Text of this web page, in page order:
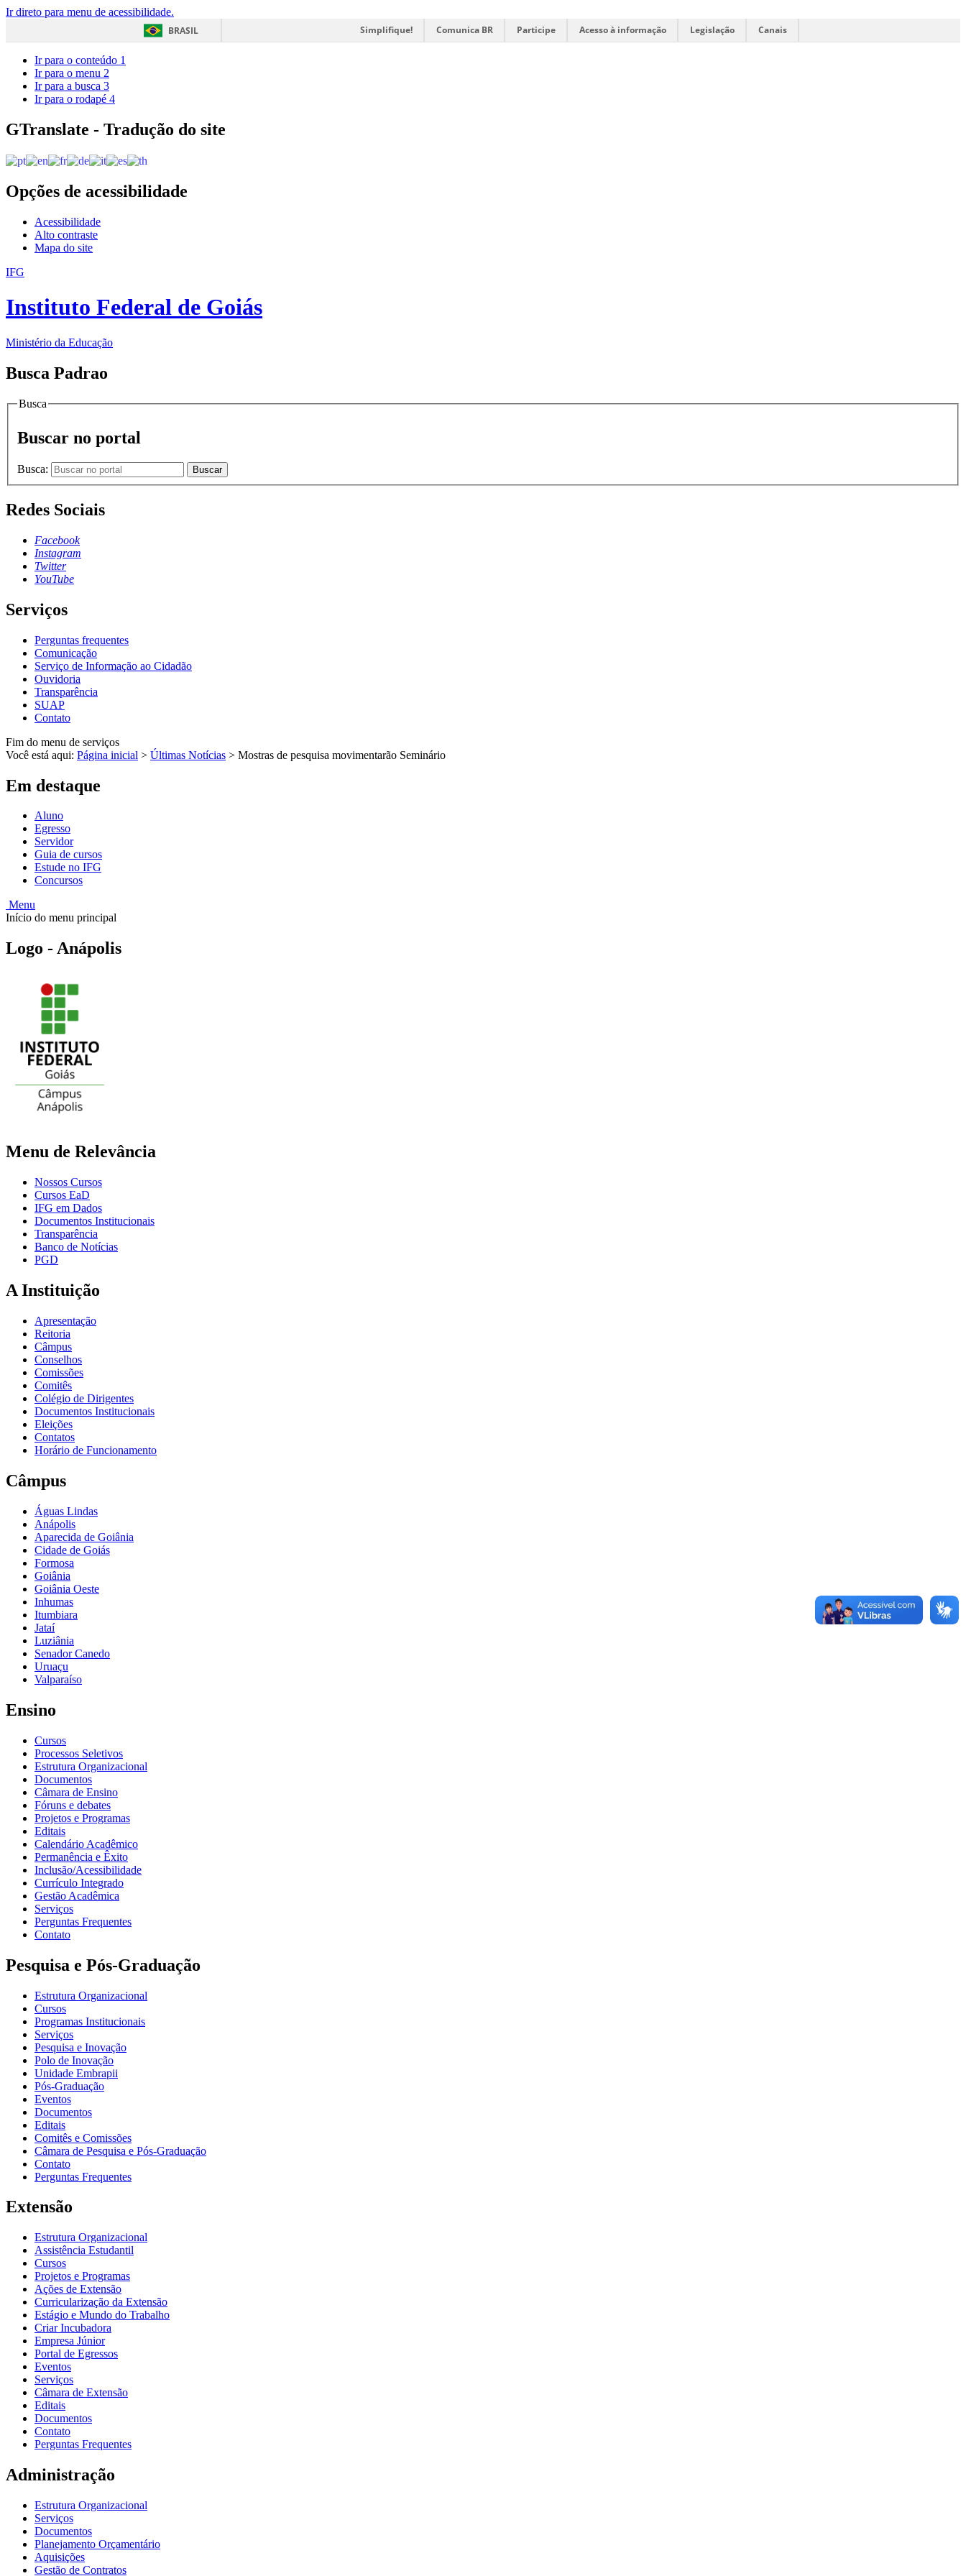
Ir direto para menu de acessibilidade.
BRASIL
Simplifique! Comunica BR Participe Acesso à informação Legislação Canais
Ir para o conteúdo 1
Ir para o menu 2
Ir para a busca 3
Ir para o rodapé 4
GTranslate - Tradução do site
Opções de acessibilidade
Acessibilidade
Alto contraste
Mapa do site
IFG
Instituto Federal de Goiás
Ministério da Educação
Busca Padrao
Busca
Buscar no portal
Busca: Buscar
Redes Sociais
Facebook
Instagram
Twitter
YouTube
Serviços
Perguntas frequentes
Comunicação
Serviço de Informação ao Cidadão
Ouvidoria
Transparência
SUAP
Contato
Fim do menu de serviços
Você está aqui: Página inicial > Últimas Notícias > Mostras de pesquisa movimentarão Seminário
Em destaque
Aluno
Egresso
Servidor
Guia de cursos
Estude no IFG
Concursos
Menu
Início do menu principal
Logo - Anápolis
Menu de Relevância
Nossos Cursos
Cursos EaD
IFG em Dados
Documentos Institucionais
Transparência
Banco de Notícias
PGD
A Instituição
Apresentação
Reitoria
Câmpus
Conselhos
Comissões
Comitês
Colégio de Dirigentes
Documentos Institucionais
Eleições
Contatos
Horário de Funcionamento
Câmpus
Águas Lindas
Anápolis
Aparecida de Goiânia
Cidade de Goiás
Formosa
Goiânia
Goiânia Oeste
Inhumas
Itumbiara
Jataí
Luziânia
Senador Canedo
Uruaçu
Valparaíso
Ensino
Cursos
Processos Seletivos
Estrutura Organizacional
Documentos
Câmara de Ensino
Fóruns e debates
Projetos e Programas
Editais
Calendário Acadêmico
Permanência e Êxito
Inclusão/Acessibilidade
Currículo Integrado
Gestão Acadêmica
Serviços
Perguntas Frequentes
Contato
Pesquisa e Pós-Graduação
Estrutura Organizacional
Cursos
Programas Institucionais
Serviços
Pesquisa e Inovação
Polo de Inovação
Unidade Embrapii
Pós-Graduação
Eventos
Documentos
Editais
Comitês e Comissões
Câmara de Pesquisa e Pós-Graduação
Contato
Perguntas Frequentes
Extensão
Estrutura Organizacional
Assistência Estudantil
Cursos
Projetos e Programas
Ações de Extensão
Curricularização da Extensão
Estágio e Mundo do Trabalho
Criar Incubadora
Empresa Júnior
Portal de Egressos
Eventos
Serviços
Câmara de Extensão
Editais
Documentos
Contato
Perguntas Frequentes
Administração
Estrutura Organizacional
Serviços
Documentos
Planejamento Orçamentário
Aquisições
Gestão de Contratos